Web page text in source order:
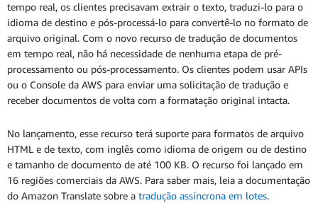
tempo real, os clientes precisavam extrair o texto, traduzi-lo para o
idioma de destino e pós-processá-lo para convertê-lo no formato de
arquivo original. Com o novo recurso de tradução de documentos
em tempo real, não há necessidade de nenhuma etapa de pré-
processamento ou pós-processamento. Os clientes podem usar APIs
ou o Console da AWS para enviar uma solicitação de tradução e
receber documentos de volta com a formatação original intacta.
No lançamento, esse recurso terá suporte para formatos de arquivo
HTML e de texto, com inglês como idioma de origem ou de destino
e tamanho de documento de até 100 KB. O recurso foi lançado em
16 regiões comerciais da AWS. Para saber mais, leia a documentação
do Amazon Translate sobre a tradução assíncrona em lotes.